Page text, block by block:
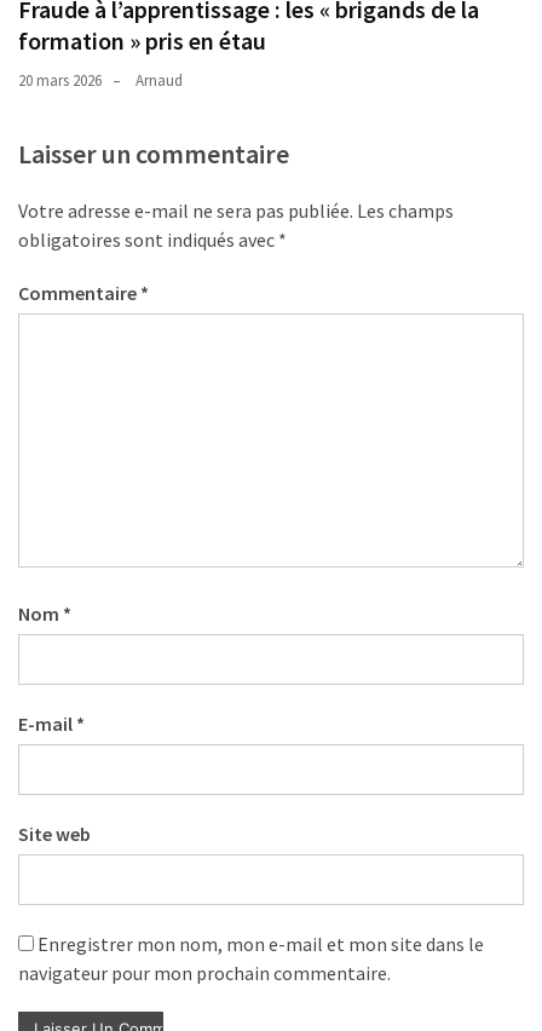
Fraude à l’apprentissage : les « brigands de la
formation » pris en étau
20 mars 2026 Arnaud
Laisser un commentaire
Votre adresse e-mail ne sera pas publiée. Les champs
obligatoires sont indiqués avec *
Commentaire *
Nom *
E-mail *
Site web
Enregistrer mon nom, mon e-mail et mon site dans le
navigateur pour mon prochain commentaire.